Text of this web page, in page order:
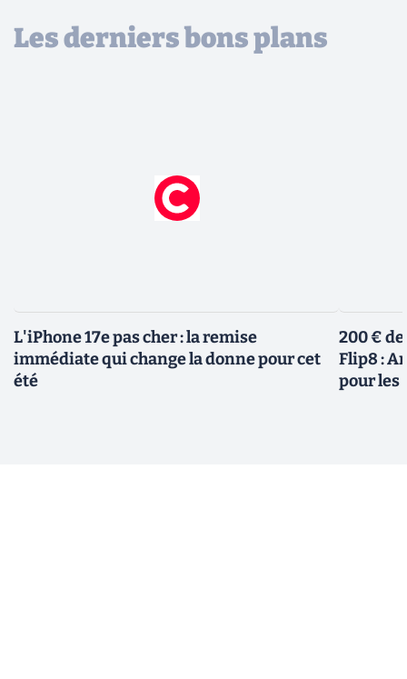
Les derniers bons plans
L'iPhone 17e pas cher : la remise
immédiate qui change la donne pour cet
été
200 €
Flip8 :
pour les